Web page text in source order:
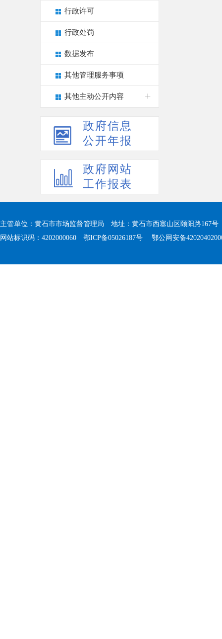
行政许可
行政处罚
数据发布
其他管理服务事项
其他主动公开内容
政府信息
公开年报
政府网站
工作报表
主管单位：黄石市市场监督管理局 地址：黄石市西塞山区颐阳路167号
网站标识码：4202000060 鄂ICP备05026187号 鄂公网安备